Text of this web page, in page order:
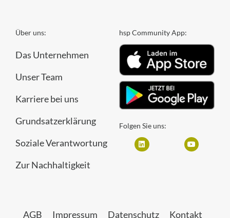
Über uns:
Das Unternehmen
Unser Team
Karriere bei uns
Grundsatzerklärung
Soziale Verantwortung
Zur Nachhaltigkeit
hsp Community App:
Folgen Sie uns:
AGB Impressum Datenschutz Kontakt